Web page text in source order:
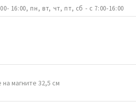
16:00, пн, вт, чт, пт, сб - с 7:00-16:00
магните 32,5 см